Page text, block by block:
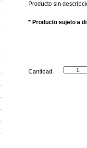
Producto sin
* Producto sujeto a
Cantidad